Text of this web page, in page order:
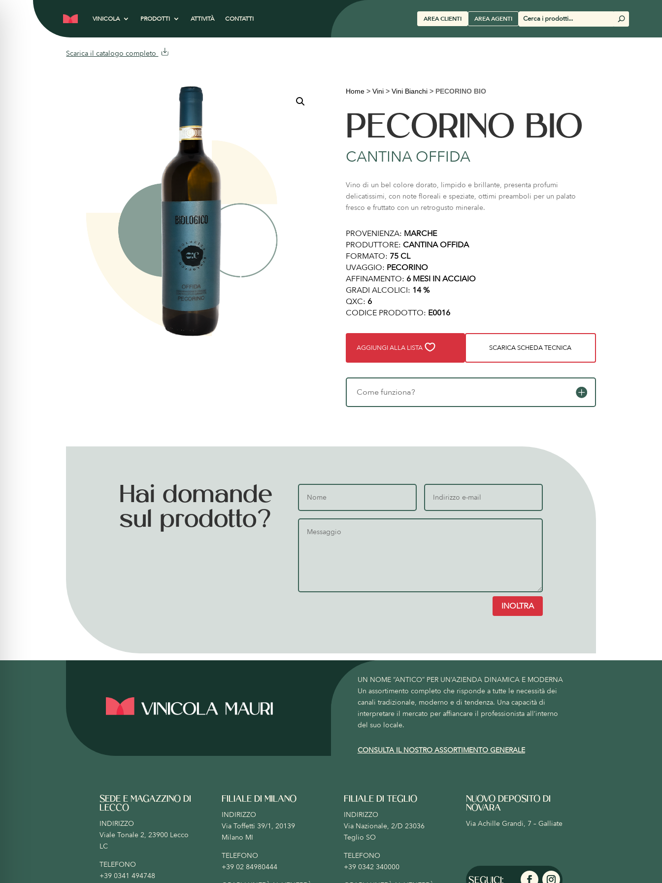
VINICOLA PRODOTTI ATTIVITÀ CONTATTI AREA CLIENTI AREA AGENTI
Cerca
prodotti
U
Scarica il catalogo completo
Home> Vini> Vini Bianchi> PECORINO BIO
PECORINO BIO
CANTINA OFFIDA
Vino di un bel colore dorato, limpido e brillante, presenta profumi
delicatissimi, con note floreali e speziate, ottimi preamboli per un palato
fresco e fruttato con un retrogusto minerale.
PROVENIENZA: MARCHE
PRODUTTORE: CANTINA OFFIDA
FORMATO: 75 CL
UVAGGIO: PECORINO
AFFINAMENTO: 6 MESI IN ACCIAIO
GRADI ALCOLICI: 14 %
QXC: 6
CODICE PRODOTTO: E0016
AGGIUNGI ALLA LISTA SCARICA SCHEDA TECNICA
Come funziona?
Hai domande
sul prodotto?
INOLTRA
UN NOME “ANTICO” PER UN’AZIENDA DINAMICA E MODERNA
Un assortimento completo che risponde a tutte le necessità dei
canali tradizionale, moderno e di tendenza. Una capacità di
interpretare il mercato per affiancare il professionista all’interno
del suo locale.
CONSULTA IL NOSTRO ASSORTIMENTO GENERALE
SEDE E MAGAZZINO DI
LECCO
INDIRIZZO
Viale Tonale 2, 23900 Lecco
LC
TELEFONO
+39 0341 494748
FILIALE DI MILANO
INDIRIZZO
Via Toffetti 39/1, 20139
Milano MI
TELEFONO
+39 02 84980444
FILIALE DI TEGLIO
INDIRIZZO
Via Nazionale, 2/D 23036
Teglio SO
TELEFONO
+39 0342 340000
NUOVO DEPOSITO DI
NOVARA
Via Achille Grandi, 7 – Galliate